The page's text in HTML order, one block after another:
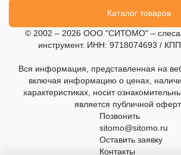
Каталог товаров
© 2002 – 2026 ООО "СИТОМО" –
инструмент. ИНН: 9718074693 /
Вся информация, представленная на
включая информацию о ценах,
характеристиках, носит
является публичной
Позвонить
sitomo@sitomo.ru
Оставить заявку
Контакты